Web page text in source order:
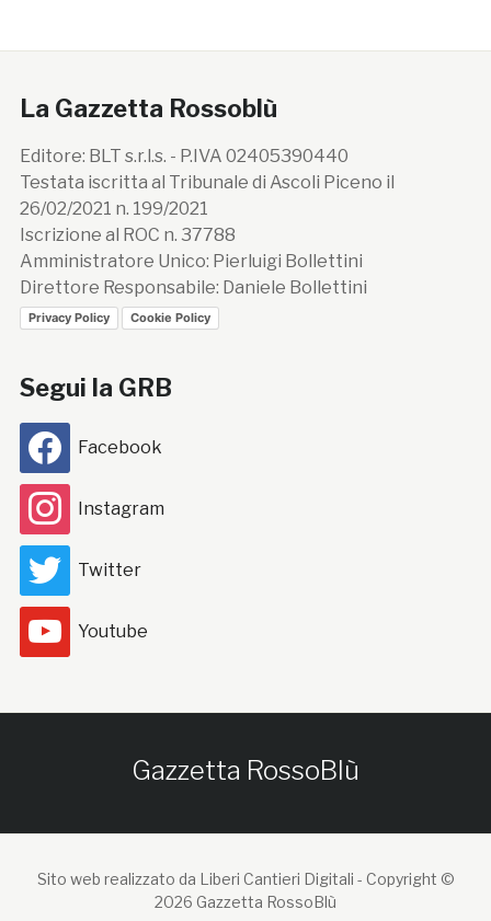
La Gazzetta Rossoblù
Editore: BLT s.r.l.s. - P.IVA 02405390440
Testata iscritta al Tribunale di Ascoli Piceno il
26/02/2021 n. 199/2021
Iscrizione al ROC n. 37788
Amministratore Unico: Pierluigi Bollettini
Direttore Responsabile: Daniele Bollettini
Privacy Policy Cookie Policy
Segui la GRB
Facebook
Instagram
Twitter
Youtube
Gazzetta RossoBlù
Sito web realizzato da Liberi Cantieri Digitali - Copyright ©
2026 Gazzetta RossoBlù